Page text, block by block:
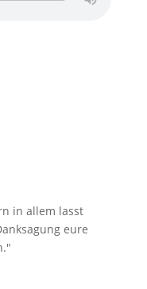
in allem lasst
eure